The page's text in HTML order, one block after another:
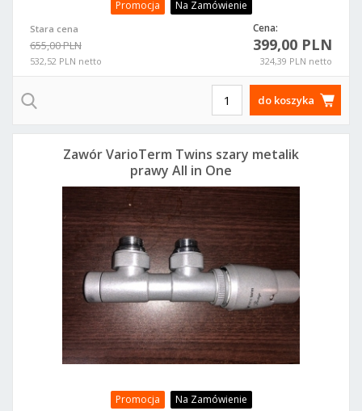
Promocja Na Zamówienie
Stara cena
655,00 PLN
532,52 PLN netto
Cena:
399,00 PLN
324,39 PLN netto
do koszyka
Promocja Na Zamówienie
Zawór VarioTerm Twins szary metalik
prawy All in One